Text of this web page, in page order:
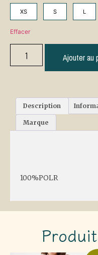
XS S L
Effacer
Ajouter au
Description
Marque
100%POLR